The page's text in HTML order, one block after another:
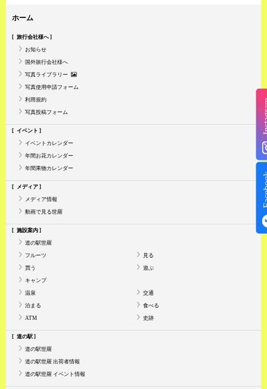
ホーム
旅行会社様へ
お知らせ
国外旅行会社様へ
写真ライブラリー
写真使用申請フォーム
利用規約
写真投稿フォーム
イベント
イベントカレンダー
年間お花カレンダー
年間果物カレンダー
メディア
メディア情報
動画で見る世羅
施設案内
道の駅世羅
フルーツ 見る
買う 遊ぶ
キャンプ
温泉 交通
泊まる 食べる
ATM 史跡
道の駅
道の駅世羅
道の駅世羅 出荷者情報
道の駅世羅 イベント情報